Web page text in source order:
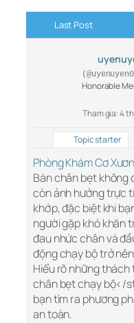
Last Post
Honorable
Tham gia: 4
Topic starter
Phòng Khám Cơ
Bàn chân bẹt không
còn ảnh hưởng trực
khớp, đặc biệt khi
người gặp khó khăn
đau nhức chân và
động chạy bộ trở
Hiểu rõ những
chân bẹt chạy bộ</
bạn tìm ra phương
an toàn.